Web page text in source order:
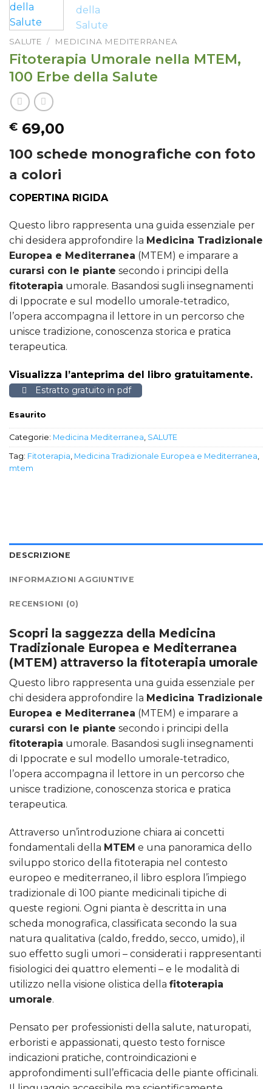
SALUTE / MEDICINA MEDITERRANEA
Fitoterapia Umorale nella MTEM,
100 Erbe della Salute
€ 69,00
100 schede monografiche con foto
a colori
COPERTINA RIGIDA
Questo libro rappresenta una guida essenziale per
chi desidera approfondire la Medicina Tradizionale
Europea e Mediterranea (MTEM) e imparare a
curarsi con le piante secondo i principi della
fitoterapia umorale. Basandosi sugli insegnamenti
di Ippocrate e sul modello umorale-tetradico,
l’opera accompagna il lettore in un percorso che
unisce tradizione, conoscenza storica e pratica
terapeutica.
Visualizza l’anteprima del libro gratuitamente.
Estratto gratuito in pdf
Esaurito
Categorie: Medicina Mediterranea SALUTE
Tag: Fitoterapia Medicina Tradizionale Europea e Mediterranea
mtem
DESCRIZIONE
INFORMAZIONI AGGIUNTIVE
RECENSIONI (0)
Scopri la saggezza della Medicina
Tradizionale Europea e Mediterranea
(MTEM) attraverso la fitoterapia umorale
Questo libro rappresenta una guida essenziale per
chi desidera approfondire la Medicina Tradizionale
Europea e Mediterranea (MTEM) e imparare a
curarsi con le piante secondo i principi della
fitoterapia umorale. Basandosi sugli insegnamenti
di Ippocrate e sul modello umorale-tetradico,
l’opera accompagna il lettore in un percorso che
unisce tradizione, conoscenza storica e pratica
terapeutica.
Attraverso un’introduzione chiara ai concetti
fondamentali della MTEM e una panoramica dello
sviluppo storico della fitoterapia nel contesto
europeo e mediterraneo, il libro esplora l’impiego
tradizionale di 100 piante medicinali tipiche di
queste regioni. Ogni pianta è descritta in una
scheda monografica, classificata secondo la sua
natura qualitativa (caldo, freddo, secco, umido), il
suo effetto sugli umori – considerati i rappresentanti
fisiologici dei quattro elementi – e le modalità di
utilizzo nella visione olistica della fitoterapia
umorale.
Pensato per professionisti della salute, naturopati,
erboristi e appassionati, questo testo fornisce
indicazioni pratiche, controindicazioni e
approfondimenti sull’efficacia delle piante officinali.